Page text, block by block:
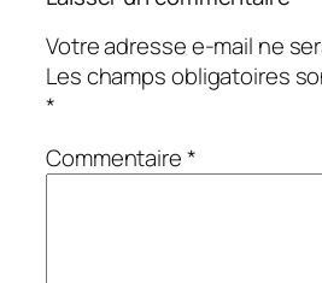
Votre adresse e-mail ne
Les champs obligatoires
*
Commentaire*